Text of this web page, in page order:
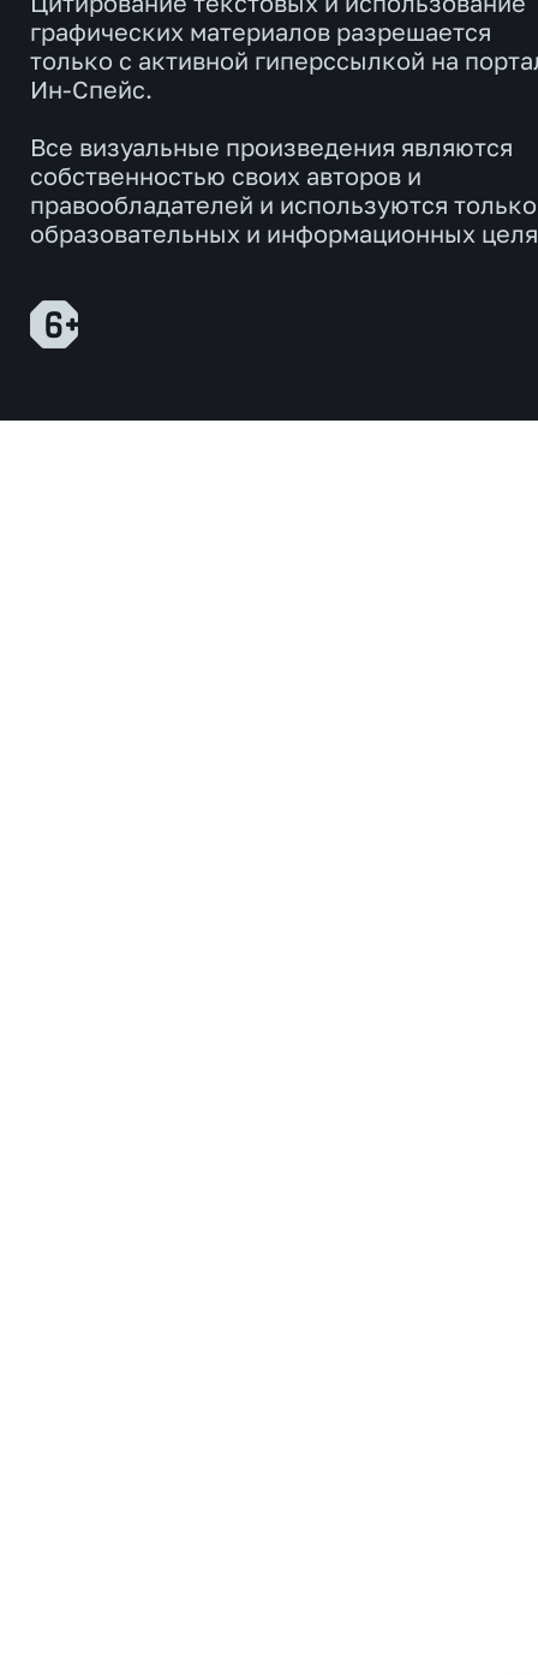
графических материалов разрешается
только с активной гиперссылкой на
Ин-Спейс.
Все визуальные произведения являются
собственностью своих авторов и
правообладателей и используются
образовательных и информационных